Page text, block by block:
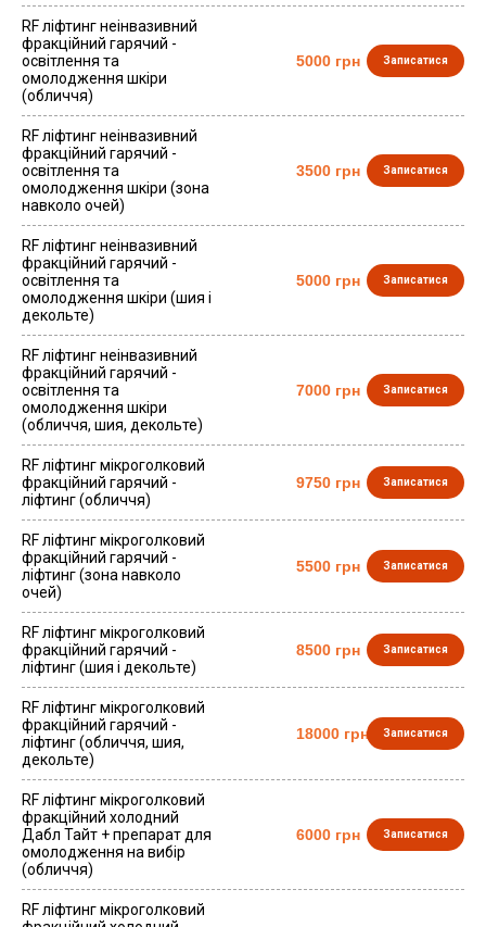
RF ліфтинг неінвазивний
фракційний гарячий -
освітлення та
омолодження шкіри
(обличчя)
5000 грн Записатися
RF ліфтинг неінвазивний
фракційний гарячий -
освітлення та
омолодження шкіри (зона
навколо очей)
3500 грн Записатися
RF ліфтинг неінвазивний
фракційний гарячий -
освітлення та
омолодження шкіри (шия і
декольте)
5000 грн Записатися
RF ліфтинг неінвазивний
фракційний гарячий -
освітлення та
омолодження шкіри
(обличчя, шия, декольте)
7000 грн Записатися
RF ліфтинг мікроголковий
фракційний гарячий -
ліфтинг (обличчя)
9750 грн Записатися
RF ліфтинг мікроголковий
фракційний гарячий -
ліфтинг (зона навколо
очей)
5500 грн Записатися
RF ліфтинг мікроголковий
фракційний гарячий -
ліфтинг (шия і декольте)
8500 грн Записатися
RF ліфтинг мікроголковий
фракційний гарячий -
ліфтинг (обличчя, шия,
декольте)
18000 грн Записатися
RF ліфтинг мікроголковий
фракційний холодний
Дабл Тайт + препарат для
омолодження на вибір
(обличчя)
6000 грн Записатися
RF ліфтинг мікроголковий